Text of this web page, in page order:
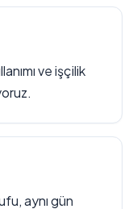
ve işçilik
aynı gün